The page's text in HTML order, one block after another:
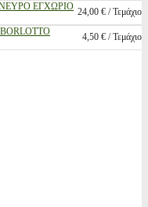
ΑΝΕΥΡΟ ΕΓΧΩΡΙΟ 24,00 € / Τεμάχιο
BORLOTTO
4,50 € / Τεμάχιο